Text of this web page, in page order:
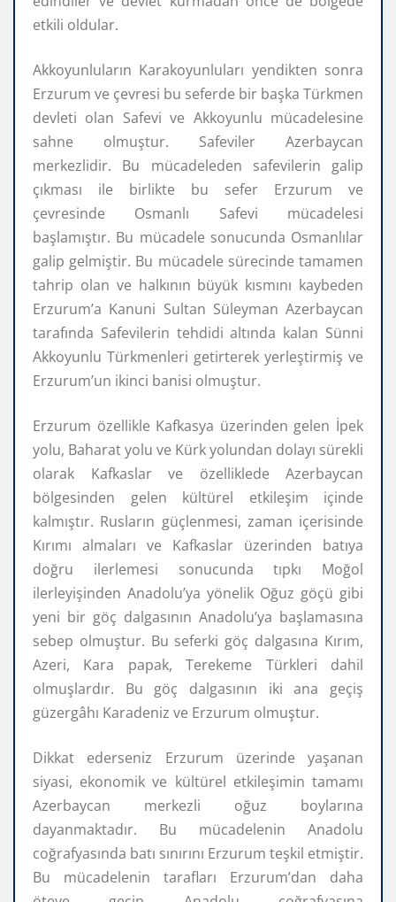
etkili oldular.
Akkoyunluların Karakoyunluları yendikten sonra
Erzurum ve çevresi bu seferde bir başka Türkmen
devleti olan Safevi ve Akkoyunlu mücadelesine
sahne olmuştur. Safeviler Azerbaycan
merkezlidir. Bu mücadeleden safevilerin galip
çıkması ile birlikte bu sefer Erzurum ve
çevresinde Osmanlı Safevi mücadelesi
başlamıştır. Bu mücadele sonucunda Osmanlılar
galip gelmiştir. Bu mücadele sürecinde tamamen
tahrip olan ve halkının büyük kısmını kaybeden
Erzurum’a Kanuni Sultan Süleyman Azerbaycan
tarafında Safevilerin tehdidi altında kalan Sünni
Akkoyunlu Türkmenleri getirterek yerleştirmiş ve
Erzurum’un ikinci banisi olmuştur.
Erzurum özellikle Kafkasya üzerinden gelen İpek
yolu, Baharat yolu ve Kürk yolundan dolayı sürekli
olarak Kafkaslar ve özelliklede Azerbaycan
bölgesinden gelen kültürel etkileşim içinde
kalmıştır. Rusların güçlenmesi, zaman içerisinde
Kırımı almaları ve Kafkaslar üzerinden batıya
doğru ilerlemesi sonucunda tıpkı Moğol
ilerleyişinden Anadolu’ya yönelik Oğuz göçü gibi
yeni bir göç dalgasının Anadolu’ya başlamasına
sebep olmuştur. Bu seferki göç dalgasına Kırım,
Azeri, Kara papak, Terekeme Türkleri dahil
olmuşlardır. Bu göç dalgasının iki ana geçiş
güzergâhı Karadeniz ve Erzurum olmuştur.
Dikkat ederseniz Erzurum üzerinde yaşanan
siyasi, ekonomik ve kültürel etkileşimin tamamı
Azerbaycan merkezli oğuz boylarına
dayanmaktadır. Bu mücadelenin Anadolu
coğrafyasında batı sınırını Erzurum teşkil etmiştir.
Bu mücadelenin tarafları Erzurum’dan daha